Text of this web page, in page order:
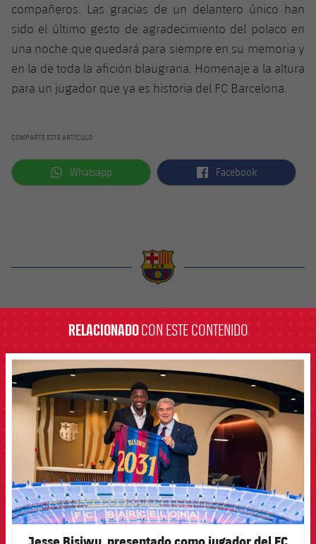
compañeros. Las gracias de un delantero único han
sido el último gesto de agradecimiento del polaco en
una noche que quedará para siempre en su memoria y
en la de toda la afición blaugrana. Homenaje a la altura
para un jugador que ya es historia del FC Barcelona.
COMPARTE ESTE ARTÍCULO
label.aria.whatsapp
Whatsapp label.aria.facebook
Facebook
RELACIONADOCON ESTE CONTENIDO